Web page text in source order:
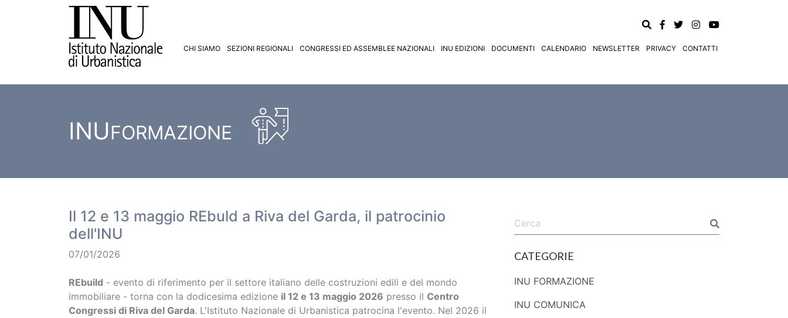
CHI SIAMO SEZIONI REGIONALI CONGRESSI ED ASSEMBLEE NAZIONALI INU EDIZIONI DOCUMENTI CALENDARIO NEWSLETTER PRIVACY CONTATTI
INUFORMAZIONE
Il 12 e 13 maggio REbuld a Riva del Garda, il patrocinio
dell'INU
07/01/2026
REbuild - evento di riferimento per il settore italiano delle costruzioni edili e del mondo
immobiliare - torna con la dodicesima edizione il 12 e 13 maggio 2026 presso il Centro
Congressi di Riva del Garda. L'Istituto Nazionale di Urbanistica patrocina l'evento. Nel 2026 il
CATEGORIE
INU FORMAZIONE
INU COMUNICA